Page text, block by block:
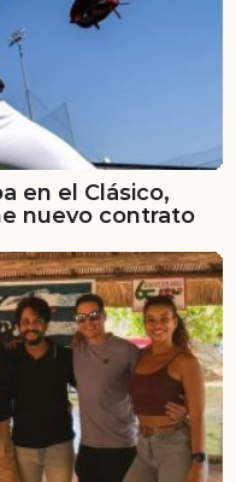
en el Clásico,
nuevo contrato